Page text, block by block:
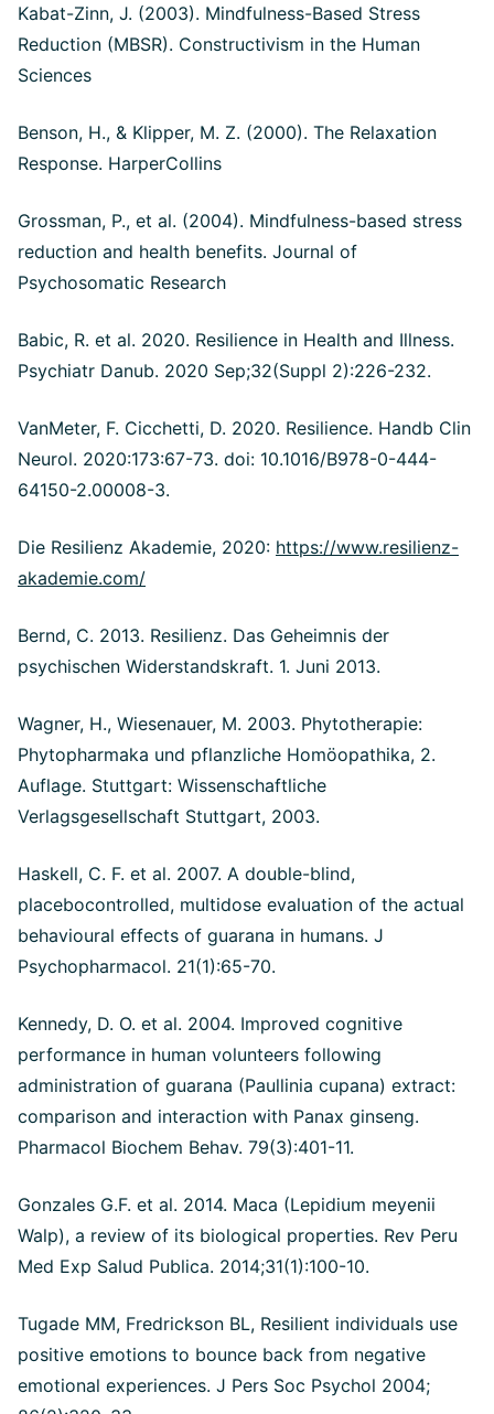
Kabat-Zinn, J. (2003). Mindfulness-Based Stress
Reduction (MBSR). Constructivism in the Human
Sciences
Benson, H., & Klipper, M. Z. (2000). The Relaxation
Response. HarperCollins
Grossman, P., et al. (2004). Mindfulness-based stress
reduction and health benefits. Journal of
Psychosomatic Research
Babic, R. et al. 2020. Resilience in Health and Illness.
Psychiatr Danub. 2020 Sep;32(Suppl 2):226-232.
VanMeter, F. Cicchetti, D. 2020. Resilience. Handb Clin
Neurol. 2020:173:67-73. doi: 10.1016/B978-0-444-
64150-2.00008-3.
Die Resilienz Akademie, 2020: https://www.resilienz-
akademie.com/
Bernd, C. 2013. Resilienz. Das Geheimnis der
psychischen Widerstandskraft. 1. Juni 2013.
Wagner, H., Wiesenauer, M. 2003. Phytotherapie:
Phytopharmaka und pflanzliche Homöopathika, 2.
Auflage. Stuttgart: Wissenschaftliche
Verlagsgesellschaft Stuttgart, 2003.
Haskell, C. F. et al. 2007. A double-blind,
placebocontrolled, multidose evaluation of the actual
behavioural effects of guarana in humans. J
Psychopharmacol. 21(1):65-70.
Kennedy, D. O. et al. 2004. Improved cognitive
performance in human volunteers following
administration of guarana (Paullinia cupana) extract:
comparison and interaction with Panax ginseng.
Pharmacol Biochem Behav. 79(3):401-11.
Gonzales G.F. et al. 2014. Maca (Lepidium meyenii
Walp), a review of its biological properties. Rev Peru
Med Exp Salud Publica. 2014;31(1):100-10.
Tugade MM, Fredrickson BL, Resilient individuals use
positive emotions to bounce back from negative
emotional experiences. J Pers Soc Psychol 2004;